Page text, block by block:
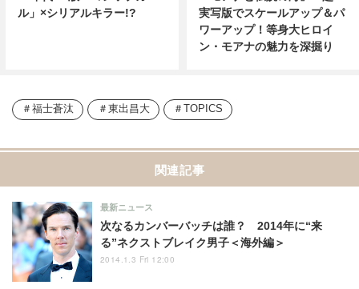
ル」×シリアルキラー!?
実写版でスケールアップ＆パ
ワーアップ！等身大ヒロイ
ン・モアナの魅力を深掘り
福士蒼汰 東出昌大 TOPICS
関連記事
次なるカンバーバッチは誰？ 2014年に“来
る”ネクストブレイク男子＜海外編＞
最新ニュース
2014.1.3 Fri 12:00